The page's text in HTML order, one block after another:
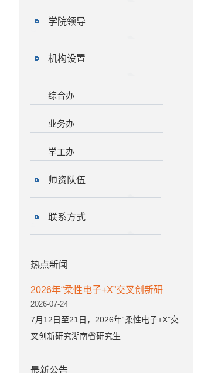
学院领导
机构设置
综合办
业务办
学工办
师资队伍
联系方式
热点新闻
2026年“柔性电子+X”交叉创新研
2026-07-24
7月12日至21日，2026年“柔性电子+X”交
叉创新研究湖南省研究生
最新公告